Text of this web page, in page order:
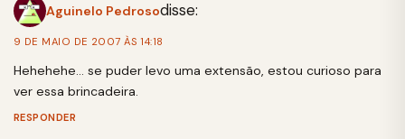
Aguinelo Pedrosodisse:
9 DE MAIO DE 2007 ÀS 14:18
Hehehehe… se puder levo uma extensão, estou curioso para
ver essa brincadeira.
RESPONDER